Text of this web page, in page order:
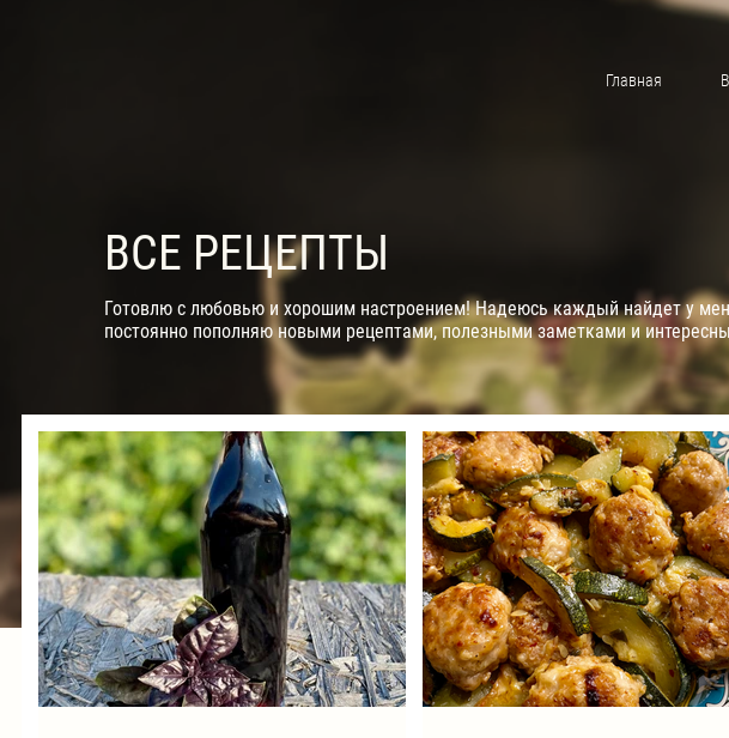
Главная
ВСЕ РЕЦЕПТЫ
Готовлю с любовью и хорошим настроением! Надеюсь каждый найдет у
постоянно пополняю новыми рецептами, полезными заметками и